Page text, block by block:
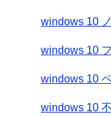
windows 10
windows 10
windows 10
windows 10